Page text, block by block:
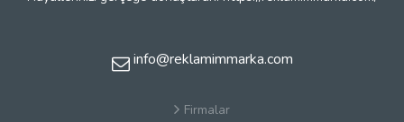
info@reklamimmarka.com
Firmalar